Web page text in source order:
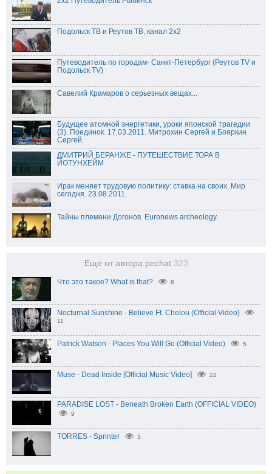
Подольск ТВ и Реутов ТВ, канал 2х2
Путеводитель по городам- Санкт-Петербург (Реутов TV и
Подольск TV)
Савелий Крамаров о серьезных вещах...
Будущее атомной энергетики, уроки японской трагедии
(3). Поединок. 17.03.2011. Митрохин Сергей и Бояркин
Сергей.
ДМИТРИЙ БЕРАНЖЕ - ПУТЕШЕСТВИЕ ТОРА В
ЙОТУНХЕЙМ
Ирак меняет трудовую политику: ставка на своих. Мир
сегодня. 23.08.2011.
Тайны племени Догонов. Euronews archeology.
Еще от автора pechat 323
Что это такое? What is that? 8
Nocturnal Sunshine - Believe Ft. Chelou (Official Video)
11
Patrick Watson - Places You Will Go (Official Video) 5
Muse - Dead Inside [Official Music Video] 22
PARADISE LOST - Beneath Broken Earth (OFFICIAL VIDEO)
9
TORRES - Sprinter 3